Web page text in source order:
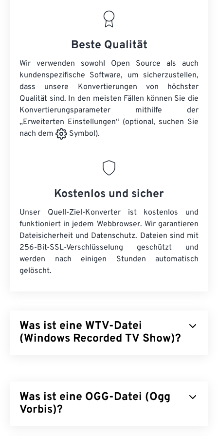
Beste Qualität
Wir verwenden sowohl Open Source als auch
kundenspezifische Software, um sicherzustellen,
dass unsere Konvertierungen von höchster
Qualität sind. In den meisten Fällen können Sie die
Konvertierungsparameter mithilfe der
„Erweiterten Einstellungen“ (optional, suchen Sie
nach dem
Symbol).
Kostenlos und sicher
Unser Quell-Ziel-Konverter ist kostenlos und
funktioniert in jedem Webbrowser. Wir garantieren
Dateisicherheit und Datenschutz. Dateien sind mit
256-Bit-SSL-Verschlüsselung geschützt und
werden nach einigen Stunden automatisch
gelöscht.
Was ist eine WTV-Datei
(Windows Recorded TV Show)?
wurden. WTV ist ein Multimedia-Container, der
Video mitMPEG-2
Was ist eine OGG-Datei (Ogg
Vorbis)?